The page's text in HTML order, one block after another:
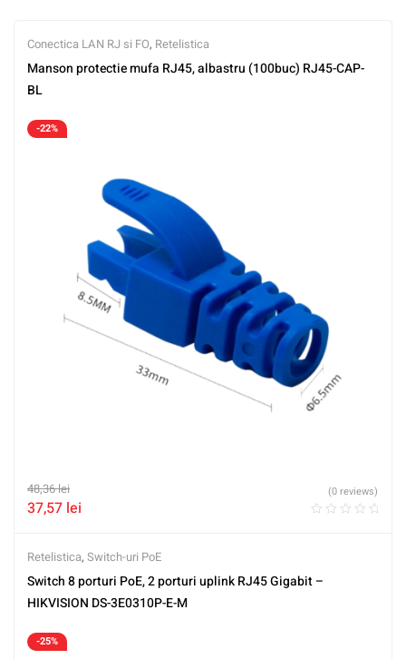
Conectica LAN RJ si FO, Retelistica
Manson protectie mufa RJ45, albastru (100buc) RJ45-CAP-
BL
-22%
48,36lei
37,57 lei
(0 reviews)
Retelistica, Switch-uri PoE
Switch 8 porturi PoE, 2 porturi uplink RJ45 Gigabit –
HIKVISION DS-3E0310P-E-M
-25%